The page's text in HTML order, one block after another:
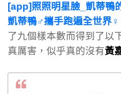
[app]照照明星臉_凱蒂鴨
凱蒂鴨♂攜手跑遍全世界♀
了九個樣本數而得到了以
真厲害，似乎真的沒有黃